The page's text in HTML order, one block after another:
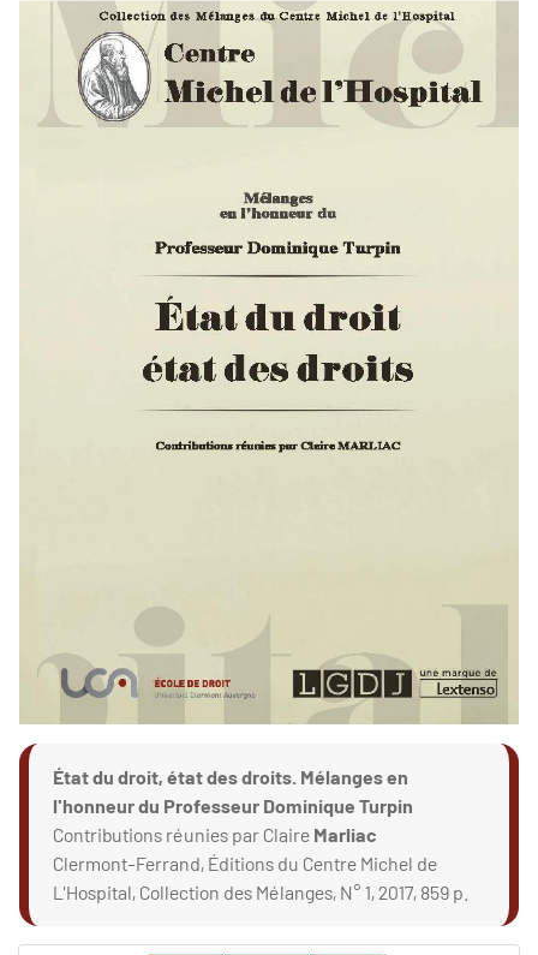
État du droit, état des droits. Mélanges en
l'honneur du Professeur Dominique Turpin
Contributions réunies par Claire Marliac
Clermont-Ferrand, Éditions du Centre Michel de
L'Hospital, Collection des Mélanges, N° 1, 2017, 859 p.